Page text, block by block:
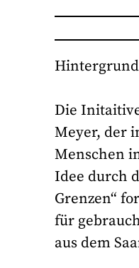
Die
Meyer, der
Menschen
Idee durch
Grenzen“
für
aus dem